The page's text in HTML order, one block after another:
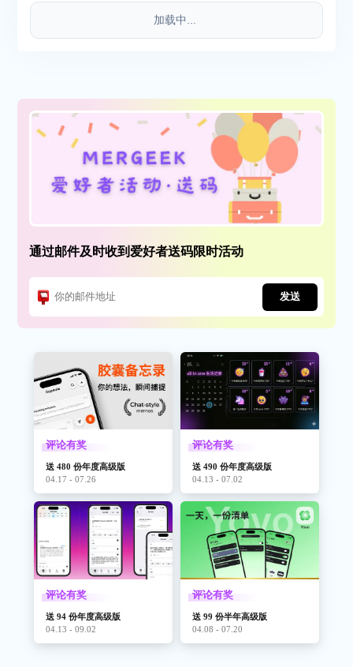
加载中...
通过邮件及时收到爱好者送码限时活动
发送
评论有奖
送 480 份年度高级版
04.17 - 07.26
评论有奖
送 490 份年度高级版
04.13 - 07.02
评论有奖
送 94 份年度高级版
04.13 - 09.02
评论有奖
送 99 份半年高级版
04.08 - 07.20